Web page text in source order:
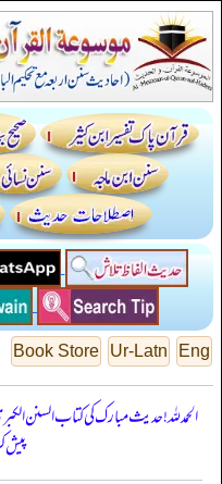
Eng
Ur-Latn
Book Store
الحمدللہ! حدیث مبارک کی کتاب السنن
پیش